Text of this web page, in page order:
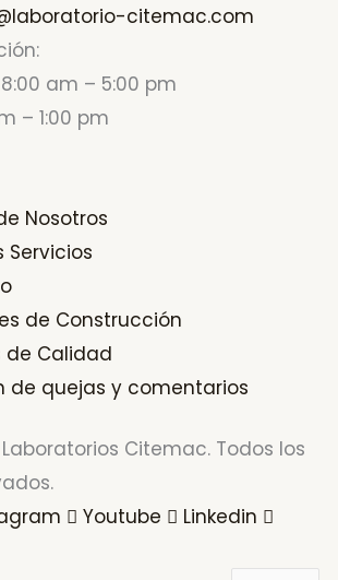
citemac.com
am – 5:00 pm
– 1:00 pm
Nosotros
Servicios
de Construcción
de Calidad
de quejas y comentarios
Citemac. Todos los
Youtube Linkedin